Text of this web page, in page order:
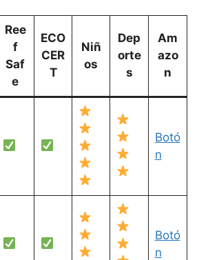
Ree
f
Saf
e
ECO
CER
T
Niñ
os
Dep
orte
s
Am
azo
n
Botó
n
Botó
n